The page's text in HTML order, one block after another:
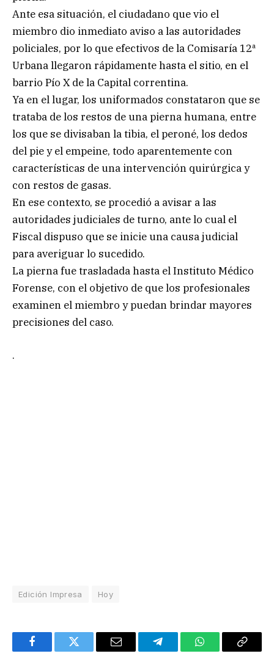
Ante esa situación, el ciudadano que vio el
miembro dio inmediato aviso a las autoridades
policiales, por lo que efectivos de la Comisaría 12ª
Urbana llegaron rápidamente hasta el sitio, en el
barrio Pío X de la Capital correntina.
Ya en el lugar, los uniformados constataron que se
trataba de los restos de una pierna humana, entre
los que se divisaban la tibia, el peroné, los dedos
del pie y el empeine, todo aparentemente con
características de una intervención quirúrgica y
con restos de gasas.
En ese contexto, se procedió a avisar a las
autoridades judiciales de turno, ante lo cual el
Fiscal dispuso que se inicie una causa judicial
para averiguar lo sucedido.
La pierna fue trasladada hasta el Instituto Médico
Forense, con el objetivo de que los profesionales
examinen el miembro y puedan brindar mayores
precisiones del caso.
.
Edición Impresa Hoy
FacebookTwitter Email TelegramWhatsAppCopy